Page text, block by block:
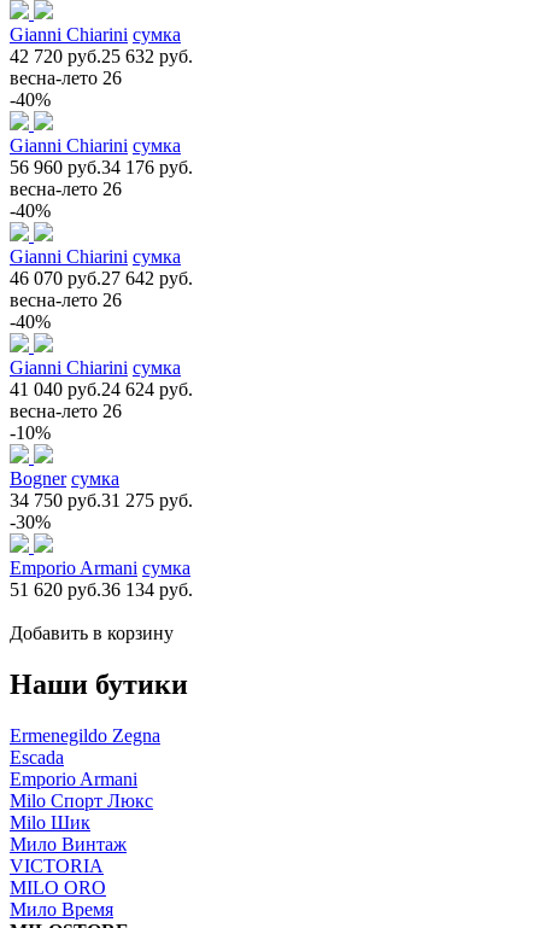
Gianni Chiarini сумка
42 720 руб.25 632 руб.
весна-лето 26
-40%
Gianni Chiarini сумка
56 960 руб.34 176 руб.
весна-лето 26
-40%
Gianni Chiarini сумка
46 070 руб.27 642 руб.
весна-лето 26
-40%
Gianni Chiarini сумка
41 040 руб.24 624 руб.
весна-лето 26
-10%
Bogner сумка
34 750 руб.31 275 руб.
-30%
Emporio Armani сумка
51 620 руб.36 134 руб.
Добавить в корзину
Наши бутики
Ermenegildo Zegna
Escada
Emporio Armani
Milo Спорт Люкс
Milo Шик
Мило Винтаж
VICTORIA
MILO ORO
Мило Время